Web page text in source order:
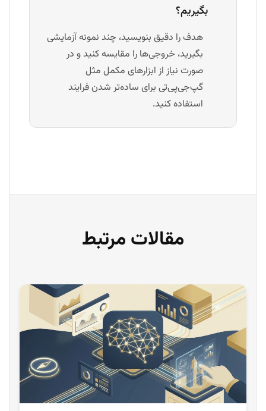
بگیریم؟
هدف را دقیق بنویسید، چند نمونه آزمایشی
بگیرید، خروجی‌ها را مقایسه کنید و در
صورت نیاز از ابزارهای مکمل مثل
گپ‌جی‌پی‌تی برای ساده‌تر شدن فرایند
استفاده کنید.
مقالات مرتبط